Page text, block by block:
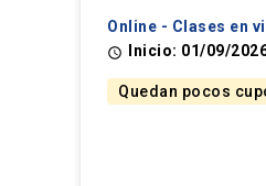
Online - Clases en
access_time Inicio: 01/09/
Quedan pocos